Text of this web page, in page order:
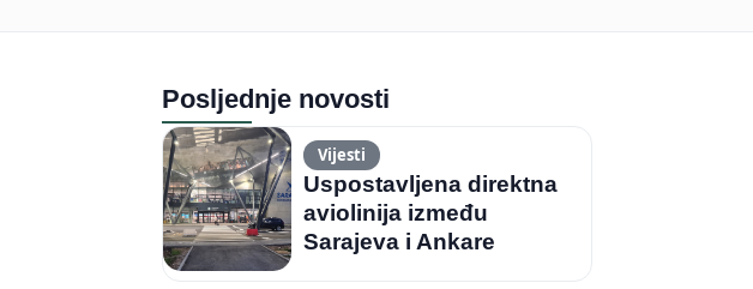
Posljednje novosti
Vijesti
Uspostavljena direktna
aviolinija između
Sarajeva i Ankare